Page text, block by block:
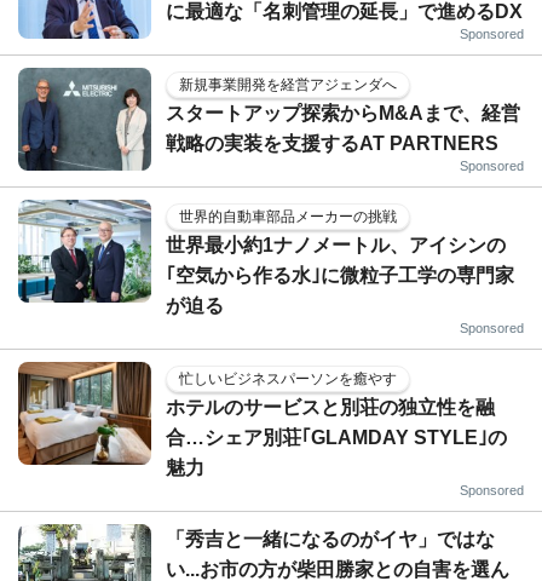
に最適な「名刺管理の延長」で進めるDX
Sponsored
新規事業開発を経営アジェンダへ
スタートアップ探索からM&Aまで、経営
戦略の実装を支援するAT PARTNERS
Sponsored
世界的自動車部品メーカーの挑戦
世界最小約1ナノメートル、アイシンの
｢空気から作る水｣に微粒子工学の専門家
が迫る
Sponsored
忙しいビジネスパーソンを癒やす
ホテルのサービスと別荘の独立性を融
合…シェア別荘｢GLAMDAY STYLE｣の
魅力
Sponsored
「秀吉と一緒になるのがイヤ」ではな
い...お市の方が柴田勝家との自害を選ん